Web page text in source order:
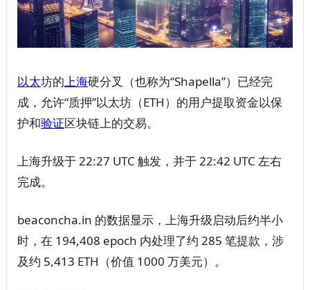
以太坊的上海硬分叉（也称为“Shapella”）已经完
成，允许“质押”以太坊（ETH）的用户提取资金以保
护和验证区块链上的交易。
上海升级于 22:27 UTC 触发，并于 22:42 UTC 左右
完成。
beaconcha.in 的数据显示，上海升级启动后约半小
时，在 194,408 epoch 内处理了约 285 笔提款，涉
及约 5,413 ETH（价值 1000 万美元）。